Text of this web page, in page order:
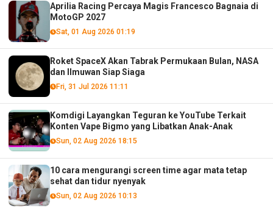
Aprilia Racing Percaya Magis Francesco Bagnaia di
MotoGP 2027
Sat, 01 Aug 2026 01:19
Roket SpaceX Akan Tabrak Permukaan Bulan, NASA
dan Ilmuwan Siap Siaga
Fri, 31 Jul 2026 11:11
Komdigi Layangkan Teguran ke YouTube Terkait
Konten Vape Bigmo yang Libatkan Anak-Anak
Sun, 02 Aug 2026 18:15
10 cara mengurangi screen time agar mata tetap
sehat dan tidur nyenyak
Sun, 02 Aug 2026 10:13